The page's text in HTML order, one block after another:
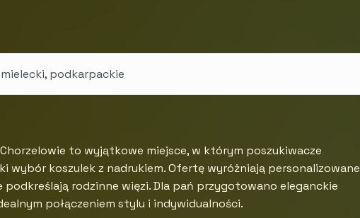
podkarpackie
to wyjątkowe miejsce, w którym poszukiwacze
wybór koszulek z nadrukiem. Ofertę wyróżniają personalizowane
rodzinne więzi. Dla pań przygotowano eleganckie
połączeniem stylu i indywidualności.